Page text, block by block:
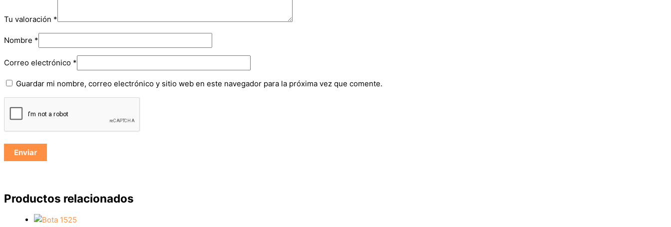
Tu valoración *
Nombre *
Correo electrónico *
Guardar mi nombre, correo electrónico y sitio web en este navegador para la próxima vez que comente.
Productos relacionados